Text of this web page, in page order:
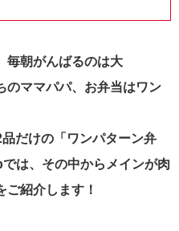
毎朝がんばるのは大
ママパパ、お弁当はワン
だけの「ワンパターン弁
は、その中からメインが肉
紹介します！